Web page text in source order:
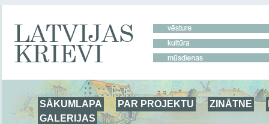
SĀKUMLAPA PAR PROJEKTU ZINĀTNE
GALERIJAS